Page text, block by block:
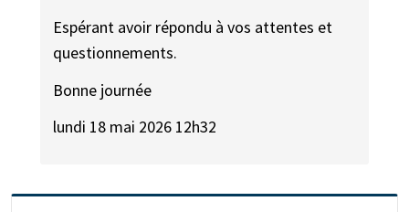
Espérant avoir répondu à vos attentes et
questionnements.
Bonne journée
lundi 18 mai 2026 12h32